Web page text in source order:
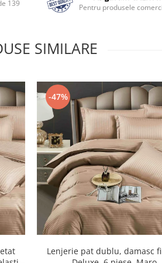
139
Pentru produsele
SIMILARE
-47%
Lenjerie pat dublu, damasc